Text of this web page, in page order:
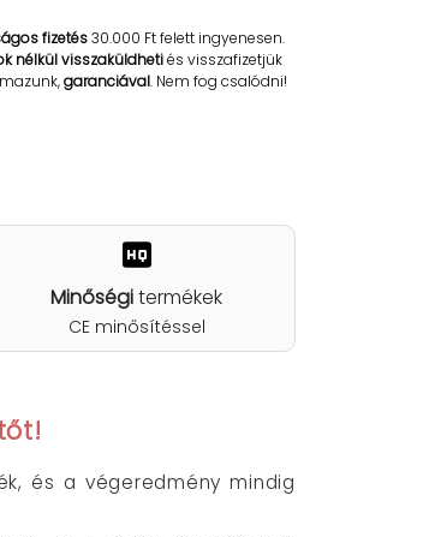
fizetés30.000 Ft felett ingyenesen.
nélkül visszaküldhetiés visszafizetjük
garanciával. Nem fog csalódni!
Minőségitermékek
CE minősítéssel
és a végeredmény mindig